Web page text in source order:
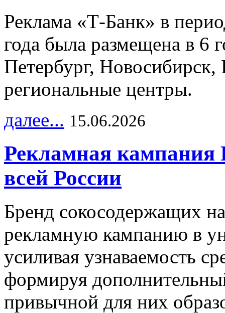
Реклама «Т-Банк» в
года была размещена в 6
Петербург,
региональные центры.
далее... 15.06.2026
Рекламная
всей России
Бренд сокосодержащих
рекламную кампанию в
усиливая узнаваемость
формируя
привычной для них